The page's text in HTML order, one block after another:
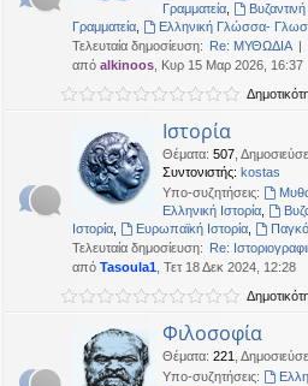
Γραμματεία
Γραμματεία
Ελληνική Γλώσσα-
Τελευταία δημοσίευση: Re: ΜΥΘΩΔΙΑ
από alkinoos , Κυρ 15 Μαρ 2026, 16:37
Ιστορία
Θέματα: 507
Συντονιστής: kostas
Υπο-συζητήσεις:
Ελληνική Ιστορία
Ιστορία
Ευρωπαϊκή Ιστορία,
Τελευταία δημοσίευση: Re:
από Tasoula1 , Τετ 18 Δεκ 2024, 12:28
Φιλοσοφία
Θέματα: 221
Υπο-συζητήσεις: